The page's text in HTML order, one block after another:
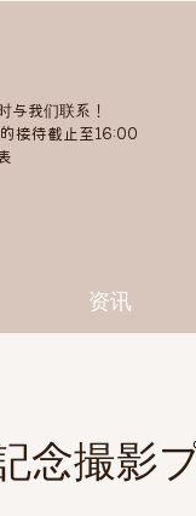
与我们联系！
接待截止至16:00
资讯
念撮影